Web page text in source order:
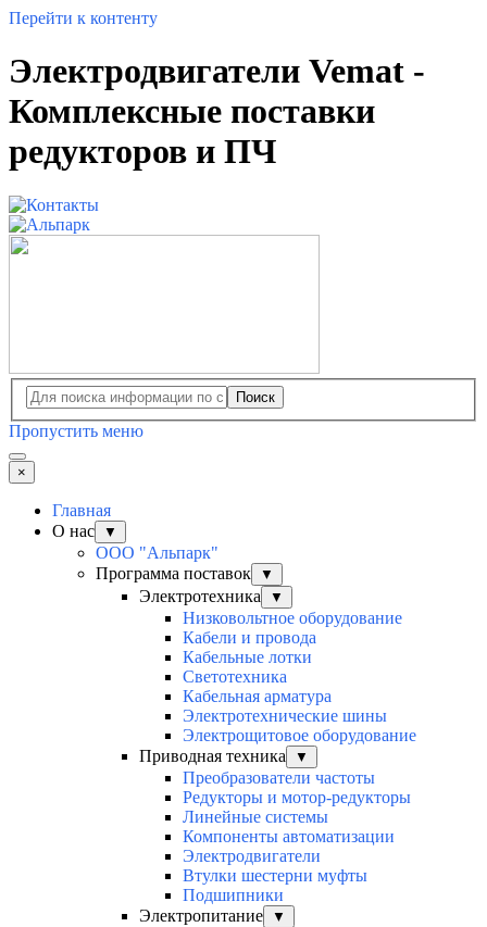
Перейти к контенту
Электродвигатели Vemat -
Комплексные поставки
редукторов и ПЧ
Поиск
Пропустить меню
×
Главная
О нас
▼
ООО "Альпарк"
Программа поставок
▼
Электротехника ▼
Низковольтное оборудование
Кабели и провода
Кабельные лотки
Светотехника
Кабельная арматура
Электротехнические шины
Электрощитовое оборудование
Приводная техника
▼
Преобразователи частоты
Редукторы и мотор-редукторы
Линейные системы
Компоненты автоматизации
Электродвигатели
Втулки шестерни муфты
Подшипники
Электропитание
▼